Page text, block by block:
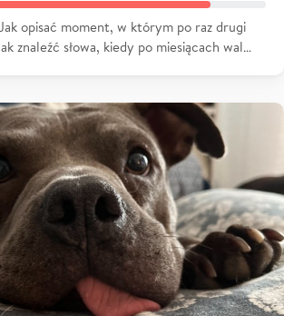
opisać moment, w którym po raz drugi
znaleźć słowa, kiedy po miesiącach wal…